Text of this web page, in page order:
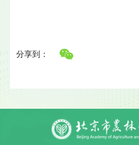
分享到：